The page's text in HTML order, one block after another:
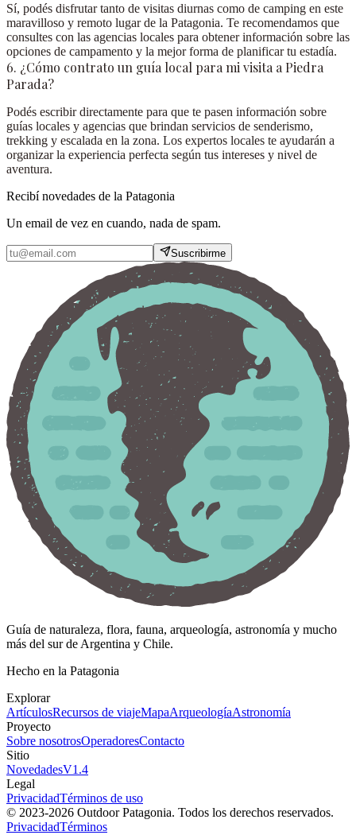
Sí, podés disfrutar tanto de visitas diurnas como de camping en este
maravilloso y remoto lugar de la Patagonia. Te recomendamos que
consultes con las agencias locales para obtener información sobre las
opciones de campamento y la mejor forma de planificar tu estadía.
6. ¿Cómo contrato un guía local para mi visita a Piedra
Parada?
Podés escribir directamente para que te pasen información sobre
guías locales y agencias que brindan servicios de senderismo,
trekking y escalada en la zona. Los expertos locales te ayudarán a
organizar la experiencia perfecta según tus intereses y nivel de
aventura.
Recibí novedades de la Patagonia
Un email de vez en cuando, nada de spam.
Suscribirme
Guía de naturaleza, flora, fauna, arqueología, astronomía y mucho
más del sur de Argentina y Chile.
Hecho en la Patagonia
Explorar
ArtículosRecursos de viajeMapaArqueologíaAstronomía
Proyecto
Sobre nosotrosOperadoresContacto
Sitio
NovedadesV1.4
Legal
PrivacidadTérminos de uso
© 2023-2026 Outdoor Patagonia. Todos los derechos reservados.
PrivacidadTérminos